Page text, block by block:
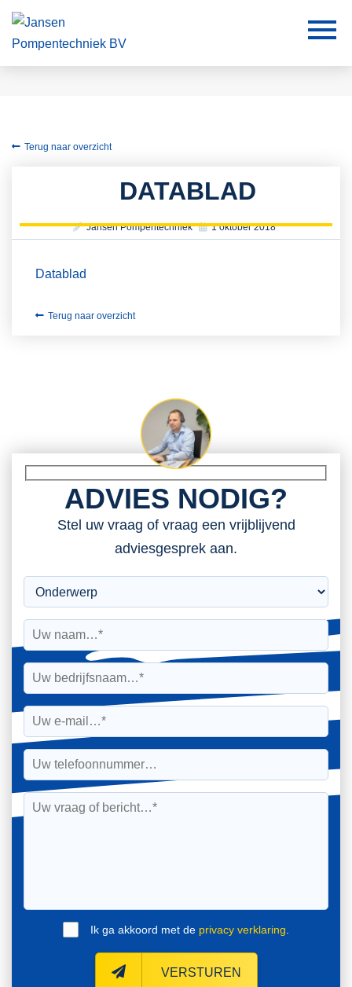
Terug naar overzicht
DATABLAD
Jansen Pompentechniek 1 oktober 2018
Datablad
Terug naar overzicht
ADVIES NODIG?
Stel uw vraag of vraag een vrijblijvend
adviesgesprek aan.
Ik ga akkoord met de privacy verklaring
VERSTUREN